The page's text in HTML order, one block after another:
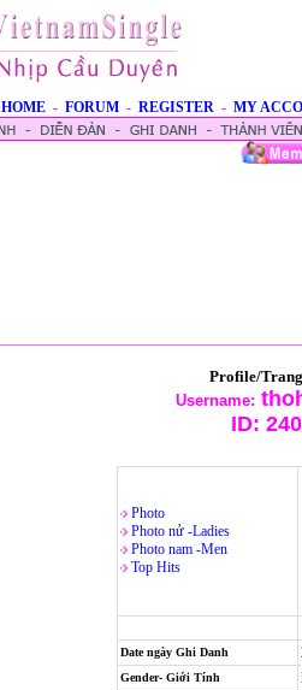
HOME - FORUM - REGISTER - MY
Profile/
Username:
ID:
Photo
Photo nử -Ladies
Photo nam -Men
Top Hits
Date ngày Ghi Danh
Gender- Giới Tính